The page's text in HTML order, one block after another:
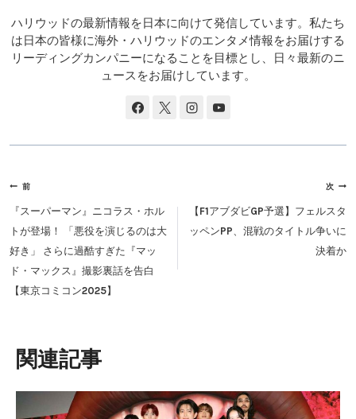
ハリウッドの最新情報を日本に向けて発信しています。私たち
は日本の皆様に海外・ハリウッドのエンタメ情報をお届けする
リーディングカンパニーになることを目標とし、日々最新のニ
ュースをお届けしています。
投
稿
ナ
ビ
ゲ
ー
ン
前
『スーパーマン』ニコラス・ホル
トが登場！ 「悪役を演じるのは大
好き」 さらに過酷すぎた『マッ
ド・マックス』撮影裏話を告白
【東京コミコン2025】
次
【F1アブダビGP予選】フェルスタ
ッペンPP、混戦のタイトル争いに
決着か
類似投稿